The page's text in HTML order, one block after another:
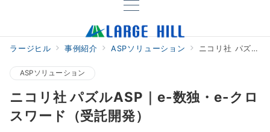
ラージヒル 事例紹介 ASPソリューション ニコリ社 パズルASP｜e-数独・e-クロスワード（受託開発）
ASPソリューション
ニコリ社 パズルASP｜e-数独・e-クロ
スワード（受託開発）